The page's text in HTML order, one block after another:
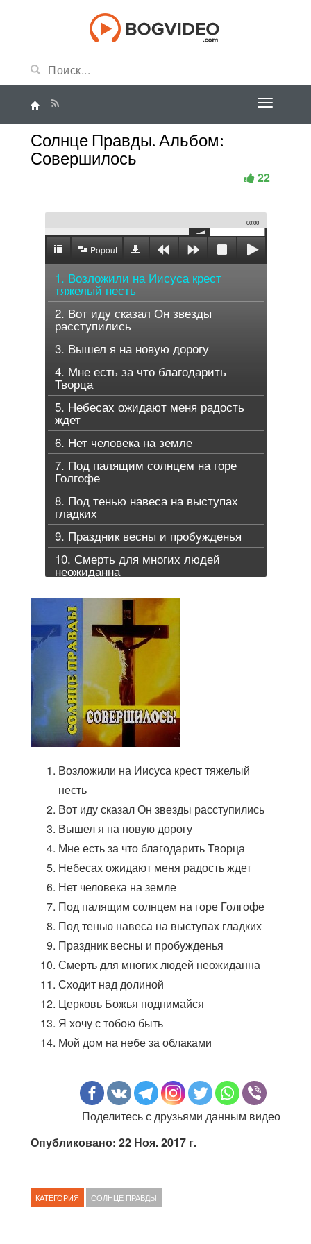
Солнце Правды. Альбом:
Совершилось
22
00:00
Popout
1. Возложили на Иисуса крест
тяжелый несть
2. Вот иду сказал Он звезды
расступились
3. Вышел я на новую дорогу
4. Мне есть за что благодарить
Творца
5. Небесах ожидают меня радость
ждет
6. Нет человека на земле
7. Под палящим солнцем на горе
Голгофе
8. Под тенью навеса на выступах
гладких
9. Праздник весны и пробужденья
10. Смерть для многих людей
неожиданна
11. Сходит над долиной
12. Церковь Божья поднимайся
13. Я хочу с тобою быть
14. Мой дом на небе за облаками
Возложили на Иисуса крест тяжелый
несть
Вот иду сказал Он звезды расступились
Вышел я на новую дорогу
Мне есть за что благодарить Творца
Небесах ожидают меня радость ждет
Нет человека на земле
Под палящим солнцем на горе Голгофе
Под тенью навеса на выступах гладких
Праздник весны и пробужденья
Смерть для многих людей неожиданна
Сходит над долиной
Церковь Божья поднимайся
Я хочу с тобою быть
Мой дом на небе за облаками
Поделитесь с друзьями данным видео
Опубликовано: 22 Ноя. 2017 г.
КАТЕГОРИЯ СОЛНЦЕ ПРАВДЫ